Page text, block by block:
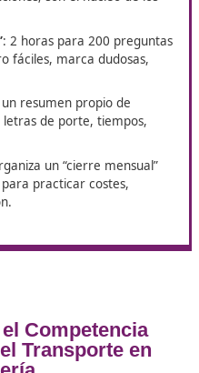
en un sector con
ante el déficit de
y autobús) y para
dibuja un entorno
gestión y operación.
conductor (que requiere
benefician de la